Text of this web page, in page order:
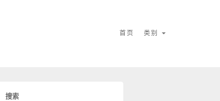
首页 类别
搜索